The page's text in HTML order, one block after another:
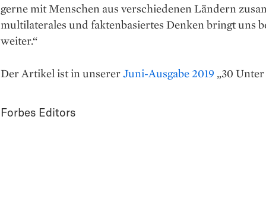
gerne mit Menschen aus verschiedenen Ländern
multilaterales und faktenbasiertes Denken bringt uns
weiter.“
Der Artikel ist in unsererJuni-Ausgabe 2019 „30
Forbes Editors